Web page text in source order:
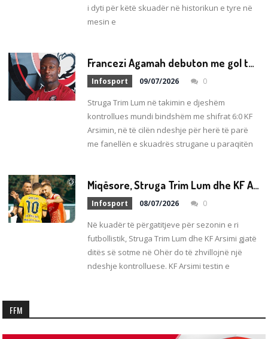
i dyti për këtë skuadër në historikun e tyre në
mesin e
F
rancezi Agamah debuton me gol te Struga Trim Lum
Infosport 09/07/2026 0
Struga Trim Lum në takimin e djeshëm
kontrollues mundi bindshëm me shifrat 6:0 KF
Arsimin, në të cilën ndeshje për herë të parë
me fanellën e skuadrës strugane u paraqitën
M
iqësore, Struga Trim Lum dhe KF Arsimi takohen sot në Ohër
Infosport 08/07/2026 0
Në kuadër të përgatitjeve për sezonin e ri
futbollistik, Struga Trim Lum dhe KF Arsimi gjatë
ditës së sotme në Ohër do të zhvillojnë një
ndeshje kontrolluese. KF Arsimi testin e
FFM